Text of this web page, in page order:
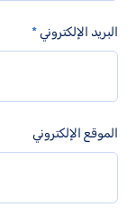
البريد الإلكتروني*
الموقع الإلكتروني